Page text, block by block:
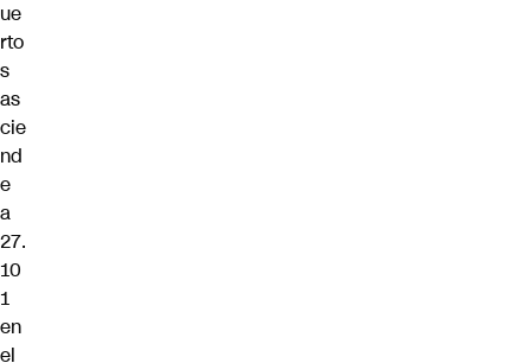
ue
rto
s
as
cie
nd
e
a
27.
10
1
en
el